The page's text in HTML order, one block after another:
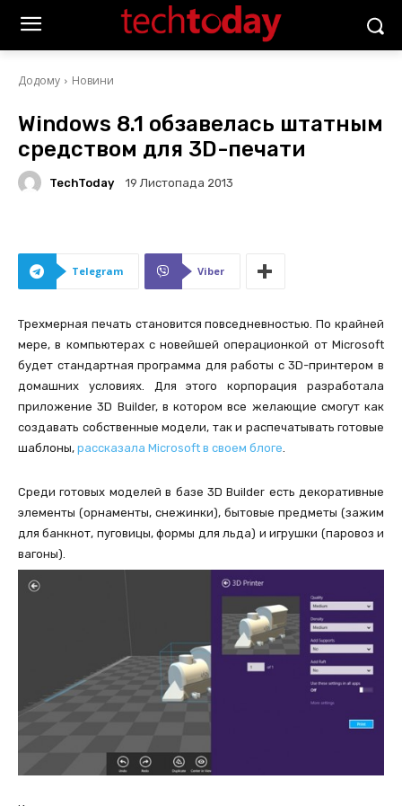
Додому Новини
Windows 8.1 обзавелась штатным
средством для 3D-печати
TechToday 19 Листопада 2013
Telegram Viber
Трехмерная печать становится повседневностью. По крайней
мере, в компьютерах с новейшей операционкой от Microsoft
будет стандартная программа для работы с 3D-принтером в
домашних условиях. Для этого корпорация разработала
приложение 3D Builder, в котором все желающие смогут как
создавать собственные модели, так и распечатывать готовые
шаблоны, рассказала Microsoft в своем блоге.
Среди готовых моделей в базе 3D Builder есть декоративные
элементы (орнаменты, снежинки), бытовые предметы (зажим
для банкнот, пуговицы, формы для льда) и игрушки (паровоз и
вагоны).